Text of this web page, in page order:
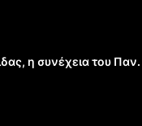
η συνέχεια του Παν.